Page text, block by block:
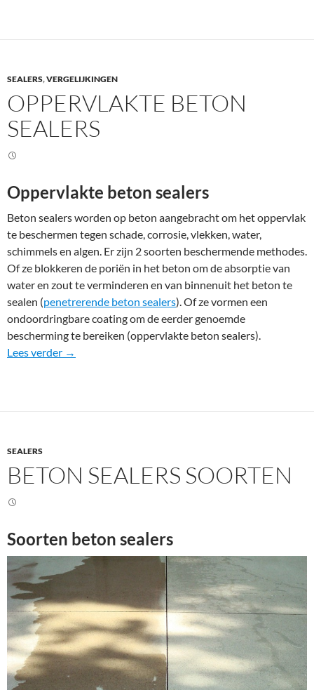
SEALERS,VERGELIJKINGEN
OPPERVLAKTE BETON
SEALERS
Oppervlakte beton sealers
Beton sealers worden op beton aangebracht om het oppervlak
te beschermen tegen schade, corrosie, vlekken, water,
schimmels en algen. Er zijn 2 soorten beschermende methodes.
Of ze blokkeren de poriën in het beton om de absorptie van
water en zout te verminderen en van binnenuit het beton te
sealen (penetrerende beton sealers). Of ze vormen een
ondoordringbare coating om de eerder genoemde
bescherming te bereiken (oppervlakte beton sealers).
Lees verder Oppervlakte beton sealers
→
SEALERS
BETON SEALERS SOORTEN
Soorten beton sealers